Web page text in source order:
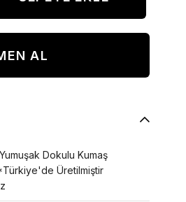
Dokulu Kumaş
Üretilmiştir